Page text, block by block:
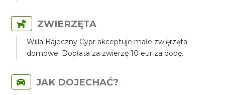
ZWIERZĘTA
Willa Bajeczny Cypr akceptuje małe zwięrzęta
domowe. Dopłata za zwierzę 10 eur za dobę.
JAK DOJECHAĆ?